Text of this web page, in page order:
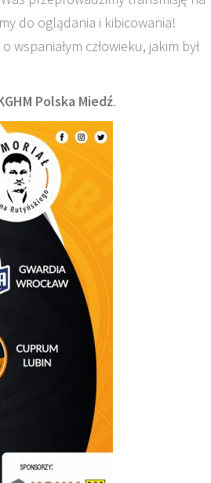
do oglądania i kibicowania!
człowieku, jakim był
Polska Miedź.